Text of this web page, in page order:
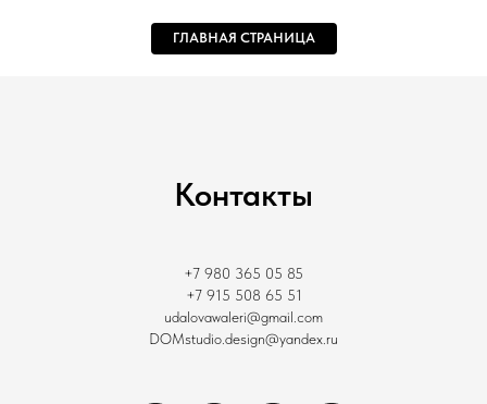
ГЛАВНАЯ СТРАНИЦА
Контакты
+7 980 365 05 85
+7 915 508 65 51
udalovawaleri@gmail.com
DOMstudio.design@yandex.ru